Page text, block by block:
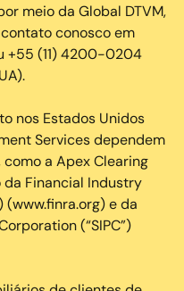
meio da Global DTVM,
conosco em
+55 (11) 4200-0204
nos Estados Unidos
Services dependem
a Apex Clearing
da Financial Industry
(www.finra.org) e da
(“SIPC”)